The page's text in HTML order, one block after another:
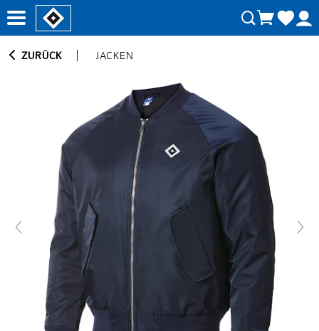
ZURÜCK JACKEN